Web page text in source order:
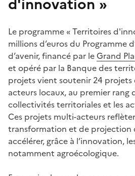
Le programme « Territoires
millions d’euros du Programme
d’avenir, financé par leGrand
et opéré par la Banque des
projets vient soutenir 24 projets
acteurs locaux, au premier rang
collectivités territoriales et les
Ces projets multi-acteurs
transformation et de projection
accélérer, grâce à l’innovation,
notamment agroécologique.